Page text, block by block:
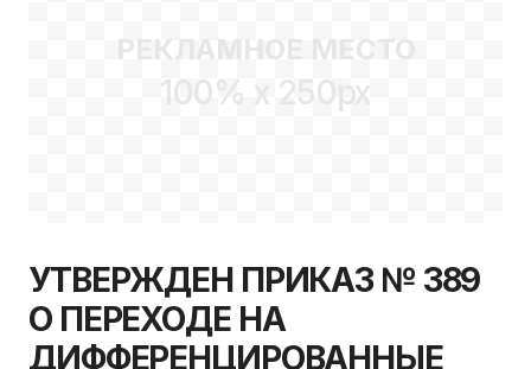
РЕКЛАМНОЕ МЕСТО
100% x 250px
УТВЕРЖДЕН ПРИКАЗ № 389
О ПЕРЕХОДЕ НА
ДИФФЕРЕНЦИРОВАННЫЕ